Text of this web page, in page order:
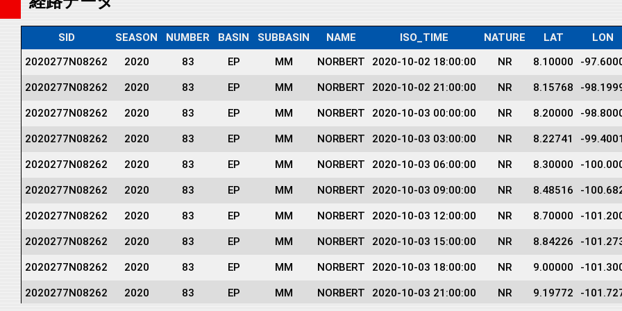
SID SEASON NUMBER BASIN SUBBASIN NAME ISO_TIME NATURE LAT LON
2020277N08262
2020 83 EP MM NORBERT 2020-10-02 18:00:00 NR 8.10000 -
2020277N08262 2020 83 EP MM NORBERT 2020-10-02 21:00:00 NR 8.15768 -
2020277N08262 2020 83 EP MM NORBERT 2020-10-03 00:00:00 NR 8.20000 -
2020277N08262 2020 83 EP MM NORBERT 2020-10-03 03:00:00 NR 8.22741 -99.4001
2020277N08262 2020 83 EP MM NORBERT 2020-10-03 06:00:00 NR 8.30000 -
2020277N08262 2020 83 EP MM NORBERT 2020-10-03 09:00:00 NR 8.48516 -
2020277N08262 2020 83 EP MM NORBERT 2020-10-03 12:00:00 NR 8.70000 -
2020277N08262 2020 83 EP MM NORBERT 2020-10-03 15:00:00 NR 8.84226 -
2020277N08262 2020 83 EP MM NORBERT 2020-10-03 18:00:00 NR 9.00000 -
2020277N08262 2020 83 EP MM NORBERT 2020-10-03 21:00:00 NR 9.19772 -